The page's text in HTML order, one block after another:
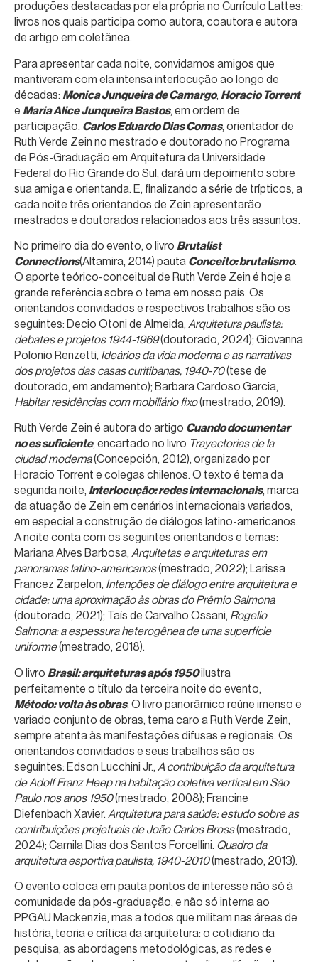
produções destacadas por ela própria no Currículo Lattes:
livros nos quais participa como autora, coautora e autora
de artigo em coletânea.
Para apresentar cada noite, convidamos amigos que
mantiveram com ela intensa interlocução ao longo de
décadas: Monica Junqueira de Camargo, Horacio Torrent
e Maria Alice Junqueira Bastos, em ordem de
participação. Carlos Eduardo Dias Comas, orientador de
Ruth Verde Zein no mestrado e doutorado no Programa
de Pós-Graduação em Arquitetura da Universidade
Federal do Rio Grande do Sul, dará um depoimento sobre
sua amiga e orientanda. E, finalizando a série de trípticos, a
cada noite três orientandos de Zein apresentarão
mestrados e doutorados relacionados aos três assuntos.
No primeiro dia do evento, o livro Brutalist
Connections(Altamira, 2014) pauta Conceito: brutalismo.
O aporte teórico-conceitual de Ruth Verde Zein é hoje a
grande referência sobre o tema em nosso país. Os
orientandos convidados e respectivos trabalhos são os
seguintes: Decio Otoni de Almeida, Arquitetura paulista:
debates e projetos 1944-1969(doutorado, 2024); Giovanna
Polonio Renzetti, Ideários da vida moderna e as narrativas
dos projetos das casas curitibanas, 1940-70(tese de
doutorado, em andamento); Barbara Cardoso Garcia,
Habitar residências com mobiliário fixo(mestrado, 2019).
Ruth Verde Zein é autora do artigo Cuando documentar
no es suficiente, encartado no livro Trayectorias de la
ciudad moderna(Concepción, 2012), organizado por
Horacio Torrent e colegas chilenos. O texto é tema da
segunda noite, Interlocução: redes internacionais, marca
da atuação de Zein em cenários internacionais variados,
em especial a construção de diálogos latino-americanos.
A noite conta com os seguintes orientandos e temas:
Mariana Alves Barbosa, Arquitetas e arquiteturas em
panoramas latino-americanos(mestrado, 2022); Larissa
Francez Zarpelon, Intenções de diálogo entre arquitetura e
cidade: uma aproximação às obras do Prêmio Salmona
(doutorado, 2021); Taís de Carvalho Ossani, Rogelio
Salmona: a espessura heterogênea de uma superfície
uniforme(mestrado, 2018).
O livro Brasil: arquiteturas após 1950ilustra
perfeitamente o título da terceira noite do evento,
Método: volta às obras. O livro panorâmico reúne imenso e
variado conjunto de obras, tema caro a Ruth Verde Zein,
sempre atenta às manifestações difusas e regionais. Os
orientandos convidados e seus trabalhos são os
seguintes: Edson Lucchini Jr., A contribuição da arquitetura
de Adolf Franz Heep na habitação coletiva vertical em São
Paulo nos anos 1950(mestrado, 2008); Francine
Diefenbach Xavier. Arquitetura para saúde: estudo sobre as
contribuições projetuais de João Carlos Bross(mestrado,
2024); Camila Dias dos Santos Forcellini. Quadro da
arquitetura esportiva paulista, 1940-2010(mestrado, 2013).
O evento coloca em pauta pontos de interesse não só à
comunidade da pós-graduação, e não só interna ao
PPGAU Mackenzie, mas a todos que militam nas áreas de
história, teoria e crítica da arquitetura: o cotidiano da
pesquisa, as abordagens metodológicas, as redes e